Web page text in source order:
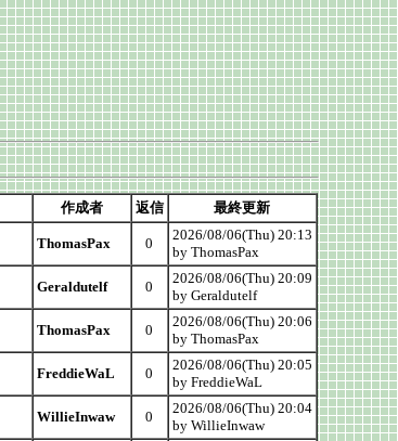
作成者 返信 最終更新
ThomasPax 0
2026/08/06(Thu) 20:13
by ThomasPax
Geraldutelf 0
2026/08/06(Thu) 20:09
by Geraldutelf
ThomasPax 0
2026/08/06(Thu) 20:06
by ThomasPax
FreddieWaL 0
2026/08/06(Thu) 20:05
by FreddieWaL
WillieInwaw 0
2026/08/06(Thu) 20:04
by WillieInwaw